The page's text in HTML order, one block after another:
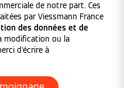
de notre part. Ces
par Viessmann France
des données et de
modification ou la
d'écrire à